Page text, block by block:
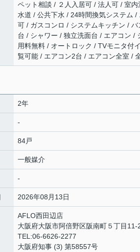
ペット相談 / ２人入居可 / 法人可 / 室
水道 / 公共下水 / 24時間換気システム
可 / ガスコンロ / システムキッチン /
台 / シャワー / 独立洗面台 / エアコン /
用料無料 / オートロック / TVモニタ付
覧可能 / エアコン2台 / エアコン全室 /
2年
-
84戸
一般媒介
-
2026年08月13日
AFLO西田辺店
大阪府大阪市阿倍野区阪南町５丁目
TEL:06-6626-2277
大阪府知事 (3) 第58557号